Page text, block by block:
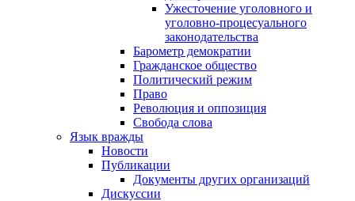
Ужесточение уголовного и
уголовно-процесуального
законодательства
Барометр демократии
Гражданское общество
Политический режим
Право
Революция и оппозиция
Свобода слова
Язык вражды
Новости
Публикации
Документы других организаций
Дискуссии